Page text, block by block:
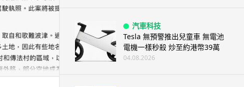
汽車科技
Tesla 無預警推出兒童車 無電池
電機一樣秒殺 炒至約港幣39萬
04.08.2026